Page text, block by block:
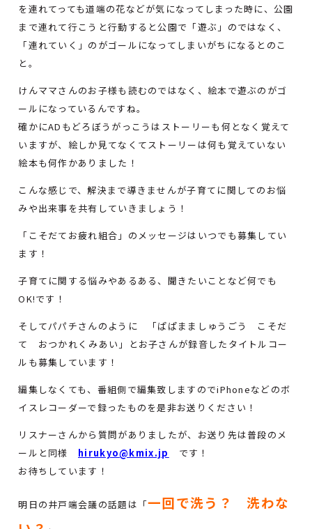
を連れてっても道端の花などが気になってしまった時に、公園
まで連れて行こうと行動すると公園で「遊ぶ」のではなく、
「連れていく」のがゴールになってしまいがちになるとのこ
と。
けんママさんのお子様も読むのではなく、絵本で遊ぶのがゴ
ールになっているんですね。
確かにADもどろぼうがっこうはストーリーも何となく覚えて
いますが、絵しか見てなくてストーリーは何も覚えていない
絵本も何作かありました！
こんな感じで、解決まで導きませんが子育てに関してのお悩
みや出来事を共有していきましょう！
「こそだてお疲れ組合」のメッセージはいつでも募集してい
ます！
子育てに関する悩みやあるある、聞きたいことなど何でも
OK!です！
そしてパパチさんのように 「ぱぱまましゅうごう こそだ
て おつかれくみあい」とお子さんが録音したタイトルコー
ルも募集しています！
編集しなくても、番組側で編集致しますのでiPhoneなどのボ
イスレコーダーで録ったものを是非お送りください！
リスナーさんから質問がありましたが、お送り先は普段のメ
ールと同様 hirukyo@kmix.jp
です！
お待ちしています！
明日の井戸端会議の話題は「一回で洗う？ 洗わな